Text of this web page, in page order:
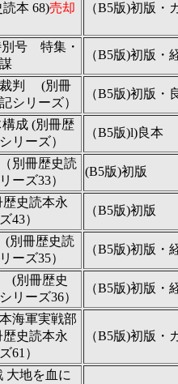
本 68)売却
（B5版)初版
別号 特集・
（B5版)初版・
裁判 (別冊
シリーズ）
（B5版)初版・
成 (別冊歴
リーズ）
（B5版)l)良本
別冊歴史読
ーズ33）
(B5版)初版
史読本永
43）
（B5版)初版
別冊歴史読
ーズ35）
（B5版)初版・
(別冊歴史
リーズ36）
（B5版)初版・
海軍実戦部
史読本永
61）
（B5版)初版・
大地を血に